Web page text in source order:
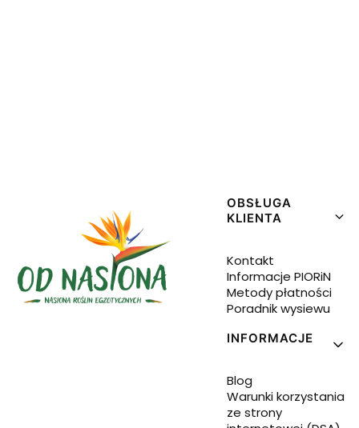
Linki w stopce
OBSŁUGA
KLIENTA
Kontakt
Informacje PIORiN
Metody płatności
Poradnik wysiewu
INFORMACJE
Blog
Warunki korzystania
ze strony